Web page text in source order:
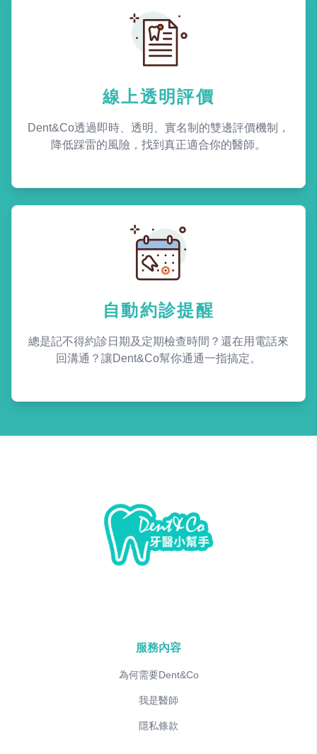
線上透明評價
Dent&Co透過即時、透明、實名制的雙邊評價機制，
降低踩雷的風險，找到真正適合你的醫師。
自動約診提醒
總是記不得約診日期及定期檢查時間？還在用電話來
回溝通？讓Dent&Co幫你通通一指搞定。
服務內容
為何需要Dent&Co
我是醫師
隱私條款